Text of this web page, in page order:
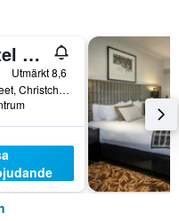
Fino Hotel & Suites
Utmärkt 8,6
87 Kilmore Street, Christchurch, Nya Zeeland